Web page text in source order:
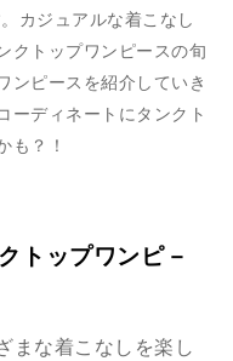
カジュアルな着こなし
クトップワンピースの旬
ンピースを紹介していき
ーディネートにタンクト
も？！
トップワンピ－
まな着こなしを楽し